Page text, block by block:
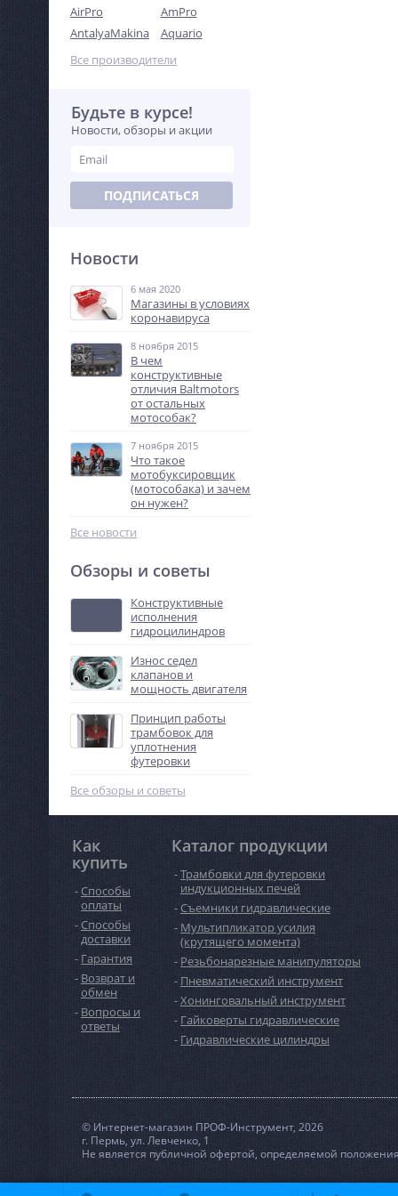
AirPro
AmPro
AntalyaMakina
Aquario
Все производители
Будьте в курсе!
Новости, обзоры и акции
ПОДПИСАТЬСЯ
Новости
6 мая 2020
Магазины в условиях
коронавируса
8 ноября 2015
В чем
конструктивные
отличия Baltmotors
от остальных
мотособак?
7 ноября 2015
Что такое
мотобуксировщик
(мотособака) и зачем
он нужен?
Все новости
Обзоры и советы
Конструктивные
исполнения
гидроцилиндров
Износ седел
клапанов и
мощность двигателя
Принцип работы
трамбовок для
уплотнения
футеровки
Все обзоры и советы
Как
купить
Способы
оплаты
Способы
доставки
Гарантия
Возврат и
обмен
Вопросы и
ответы
Каталог продукции
Трамбовки для футеровки
индукционных печей
Съемники гидравлические
Мультипликатор усилия
(крутящего момента)
Резьбонарезные манипуляторы
Пневматический инструмент
Хонинговальный инструмент
Гайковерты гидравлические
Гидравлические цилиндры
© Интернет-магазин ПРОФ-Инструмент, 2026
г. Пермь, ул. Левченко, 1
Не является публичной офертой, определяемой